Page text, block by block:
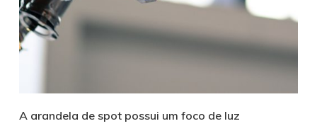
A arandela de spot possui um foco de luz